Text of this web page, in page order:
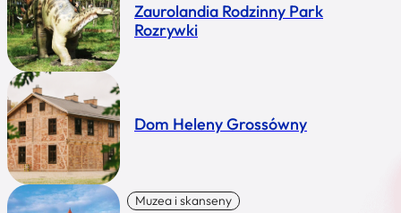
Miasto
Kategoria
Zaurolandia Rodzinny Park
Rozrywki
Dom Heleny Grossówny
Muzea i skanseny